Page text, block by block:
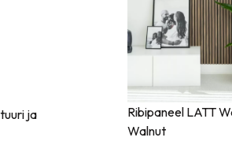
ja
Ribipaneel LATT
Walnut